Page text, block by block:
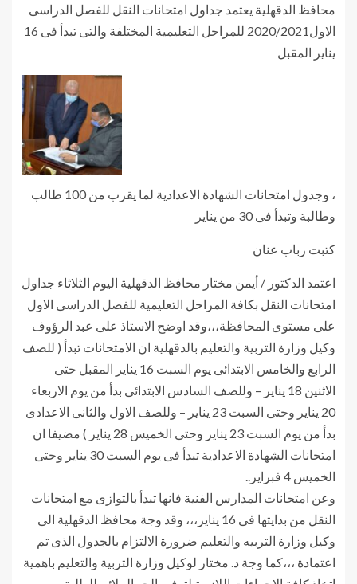
محافظ الدقهلية يعتمد جداول امتحانات النقل للفصل الدراسى
الاول2020/2021 للمراحل التعليمية المختلفة والتى تبدأ فى 16
يناير المقبل
، وجدول امتحانات الشهادة الاعدادية لما يقرب من 100 طالب
وطالبة وتبدأ فى 30 من يناير
كتبت رباب عنان
اعتمد الدكتور / أيمن مختار محافظ الدقهلية اليوم الثلاثاء جداول
امتحانات النقل بكافة المراحل التعليمية للفصل الدراسى الاول
على مستوى المحافظة،،،وقد اوضح الاستاذ على عبد الرؤوف
وكيل وزارة التربية والتعليم بالدقهلية ان الامتحانات تبدأ ( للصف
الرابع والخامس الابتدائى يوم السبت 16 يناير المقبل حتى
الاثنين 18 يناير – وللصف السادس الابتدائى بدأ من يوم الاربعاء
20 يناير وحتى السبت 23 يناير – وللصف الاول والثانى الاعدادى
بدأ من يوم السبت 23 يناير وحتى الخميس 28 يناير ) مضيفا ان
امتحانات الشهادة الاعدادية تبدأ فى يوم السبت 30 يناير وحتى
الخميس 4 فبراير..
وعن امتحانات المدارس الفنية فانها تبدأ بالتوازى مع امتحانات
النقل من بدايتها فى 16 يناير،،، وقد وجة محافظ الدقهلية الى
وكيل وزارة التربيه والتعليم ضرورة الالتزام بالجدول الذى تم
اعتمادة ،،،كما وجة د. مختار لوكيل وزارة التربية والتعليم باهمية